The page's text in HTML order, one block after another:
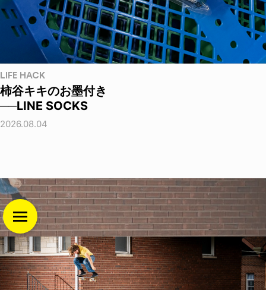
LIFE HACK
柿谷キキのお墨付き
──LINE SOCKS
2026.08.04